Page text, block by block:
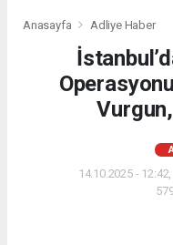
Anasayfa Adliye Haber
14.10.2025 -